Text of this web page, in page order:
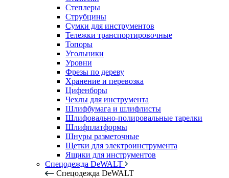
Степлеры
Струбцины
Сумки для инструментов
Тележки транспортировочные
Топоры
Угольники
Уровни
Фрезы по дереву
Хранение и перевозка
Цифенборы
Чехлы для инструмента
Шлифбумага и шлифлисты
Шлифовально-полировальные тарелки
Шлифплатформы
Шнуры разметочные
Щетки для электроинструмента
Ящики для инструментов
Спецодежда DeWALT
Спецодежда DeWALT